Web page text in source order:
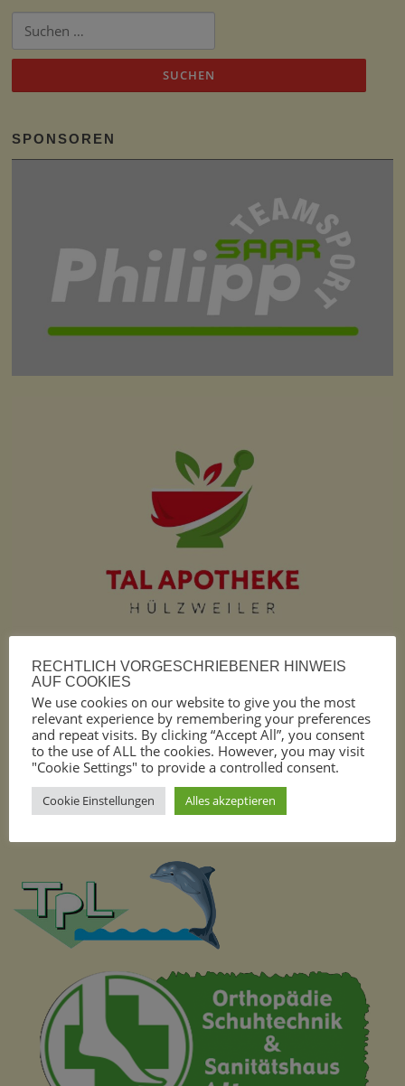
nach:
SPONSOREN
RECHTLICH VORGESCHRIEBENER HINWEIS
AUF COOKIES
We use cookies on our website to give you the most
relevant experience by remembering your preferences
and repeat visits. By clicking “Accept All”, you consent
to the use of ALL the cookies. However, you may visit
"Cookie Settings" to provide a controlled consent.
Cookie Einstellungen Alles akzeptieren